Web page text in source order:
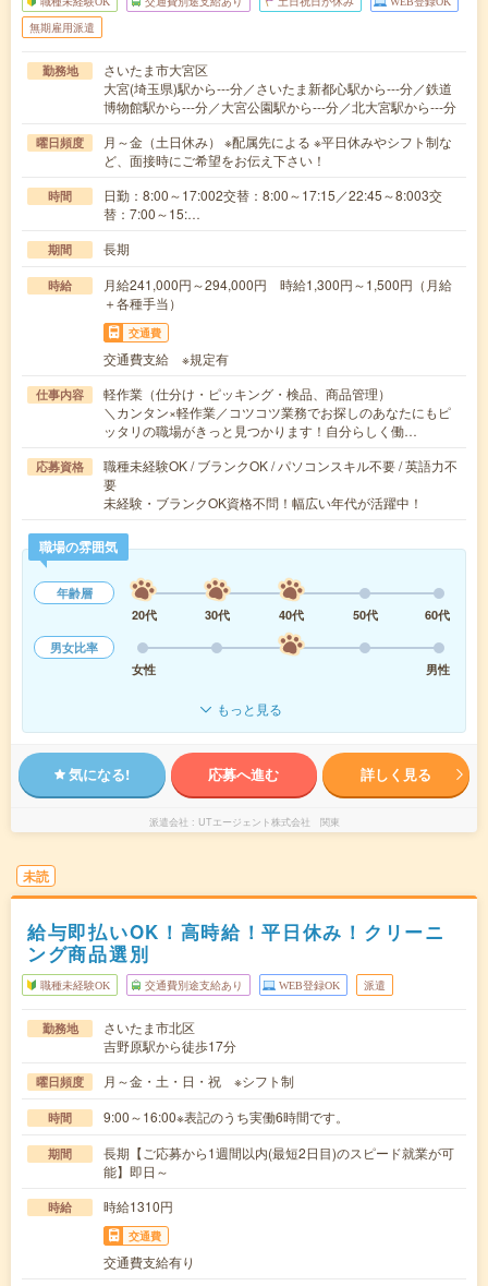
無期雇用派遣
勤務地
さいたま市大宮区
大宮(埼玉県)駅から---分／さいたま新都心駅から---分／鉄道
博物館駅から---分／大宮公園駅から---分／北大宮駅から---分
曜日頻度
月～金（土日休み） ※配属先による ※平日休みやシフト制な
ど、面接時にご希望をお伝え下さい！
時間
日勤：8:00～17:002交替：8:00～17:15／22:45～8:003交
替：7:00～15:…
期間 長期
時給
月給241,000円～294,000円 時給1,300円～1,500円（月給
＋各種手当）
交通費
交通費支給 ※規定有
仕事内容
軽作業（仕分け・ピッキング・検品、商品管理）
＼カンタン×軽作業／コツコツ業務でお探しのあなたにもピ
ッタリの職場がきっと見つかります！自分らしく働…
応募資格
職種未経験OK / ブランクOK / パソコンスキル不要 / 英語力不
要
未経験・ブランクOK資格不問！幅広い年代が活躍中！
職場の雰囲気
年齢層
20代
30代 40代 50代
60代
男女比率
女性
男性
もっと見る
気になる! 応募へ進む 詳しく見る
派遣会社 UTエージェント株式会社 関東
未読
給与即払いOK！高時給！平日休み！クリーニ
ング商品選別
職種未経験OK 交通費別途支給あり WEB登録OK 派遣
勤務地
さいたま市北区
吉野原駅から徒歩17分
曜日頻度 月～金・土・日・祝 ※シフト制
時間 9:00～16:00※表記のうち実働6時間です。
期間
長期【ご応募から1週間以内(最短2日目)のスピード就業が可
能】即日～
時給 時給1310円
交通費
交通費支給有り